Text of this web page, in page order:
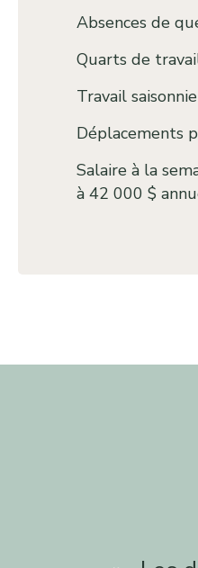
Absences de
Quarts de
Travail
Déplacements
Salaire à la
à 42 000 $